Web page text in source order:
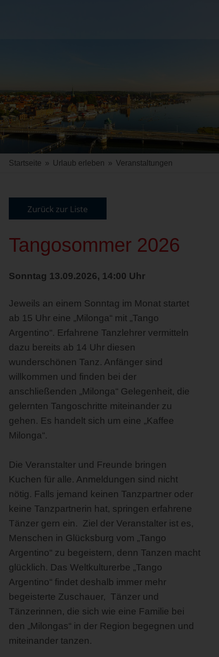
Startseite » Urlaub erleben » Veranstaltungen
Zurück zur Liste
Tangosommer 2026
Sonntag 13.09.2026, 14:00 Uhr
Jeweils an einem Sonntag im Monat startet
ab 15 Uhr eine „Milonga“ mit „Tango
Argentino“. Erfahrene Tanzlehrer vermitteln
dazu bereits ab 14 Uhr diesen
wunderschönen Tanz. Anfänger sind
willkommen und finden bei der
anschließenden „Milonga“ Gelegenheit, die
gelernten Tangoschritte miteinander zu
gehen. Es handelt sich um eine „Kaffee
Milonga“.
Die Veranstalter und Freunde bringen
Kuchen für alle. Anmeldungen sind nicht
nötig. Falls jemand keinen Tanzpartner oder
keine Tanzpartnerin hat, springen erfahrene
Tänzer gern ein. Ziel der Veranstalter ist es,
Menschen in Glücksburg vom „Tango
Argentino“ zu begeistern, denn Tanzen macht
glücklich. Das Weltkulturerbe „Tango
Argentino“ findet deshalb immer mehr
begeisterte Zuschauer, Tänzer und
Tänzerinnen, die sich wie eine Familie bei
den „Milongas“ in der Region begegnen und
miteinander tanzen.